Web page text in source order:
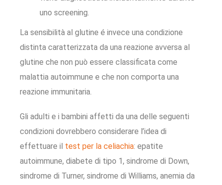
uno screening.
La sensibilità al glutine é invece una condizione
distinta caratterizzata da una reazione avversa al
glutine che non può essere classificata come
malattia autoimmune e che non comporta una
reazione immunitaria.
Gli adulti e i bambini affetti da una delle seguenti
condizioni dovrebbero considerare l’idea di
effettuare il test per la celiachia: epatite
autoimmune, diabete di tipo 1, sindrome di Down,
sindrome di Turner, sindrome di Williams, anemia da